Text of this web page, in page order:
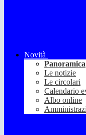
Novità
Panoramica
Le notizie
Le circolari
Calendario
Albo online